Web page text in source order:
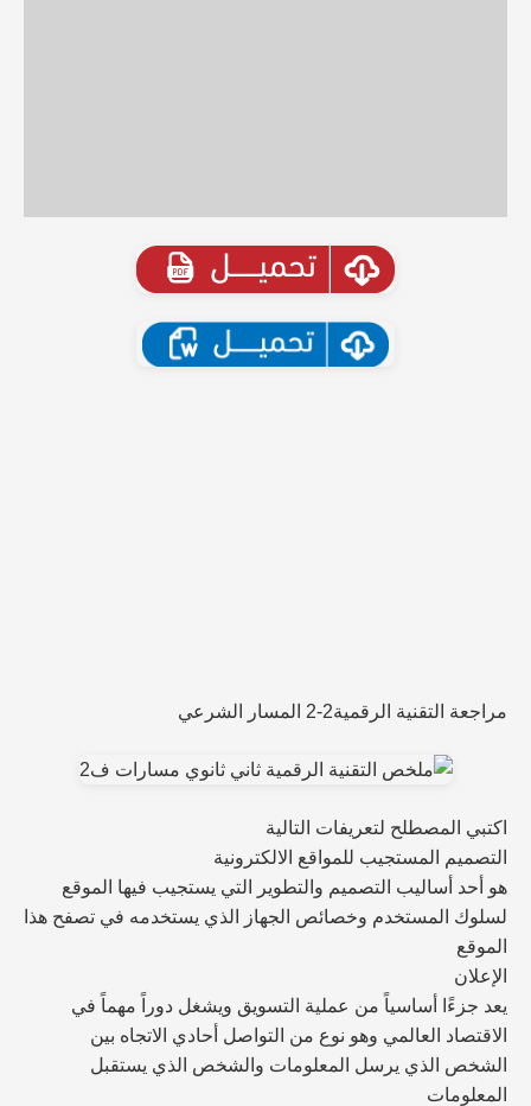
مراجعة التقنية الرقمية2-2 المسار الشرعي
اكتبي المصطلح لتعريفات التالية
التصميم المستجيب للمواقع الالكترونية
هو أحد أساليب التصميم والتطوير التي يستجيب فيها الموقع
لسلوك المستخدم وخصائص الجهاز الذي يستخدمه في تصفح هذا
الموقع
الإعلان
يعد جزءًا أساسياً من عملية التسويق ويشغل دوراً مهماً في
الاقتصاد العالمي وهو نوع من التواصل أحادي الاتجاه بين
الشخص الذي يرسل المعلومات والشخص الذي يستقبل
المعلومات